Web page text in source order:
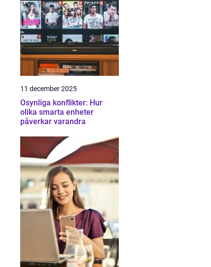
11 december 2025
Osynliga konflikter: Hur
olika smarta enheter
påverkar varandra